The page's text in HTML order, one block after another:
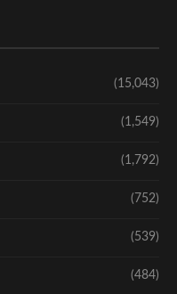
(15,043)
(1,549)
(1,792)
(752)
(539)
(484)